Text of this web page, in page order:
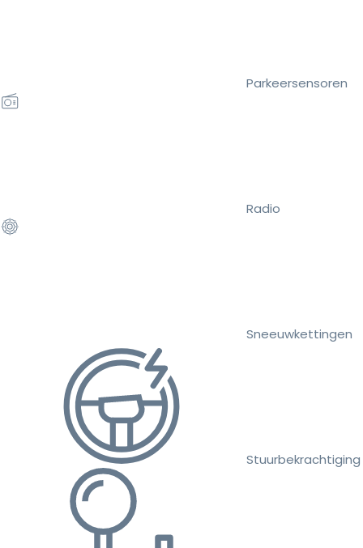
Parkeersensoren
Radio
Sneeuwkettingen
Stuurbekrachtiging